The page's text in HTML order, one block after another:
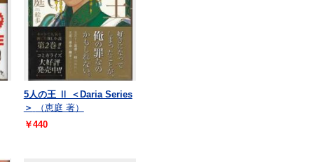
5人の王 Ⅱ ＜Daria Series
＞
（恵庭 著）
￥440